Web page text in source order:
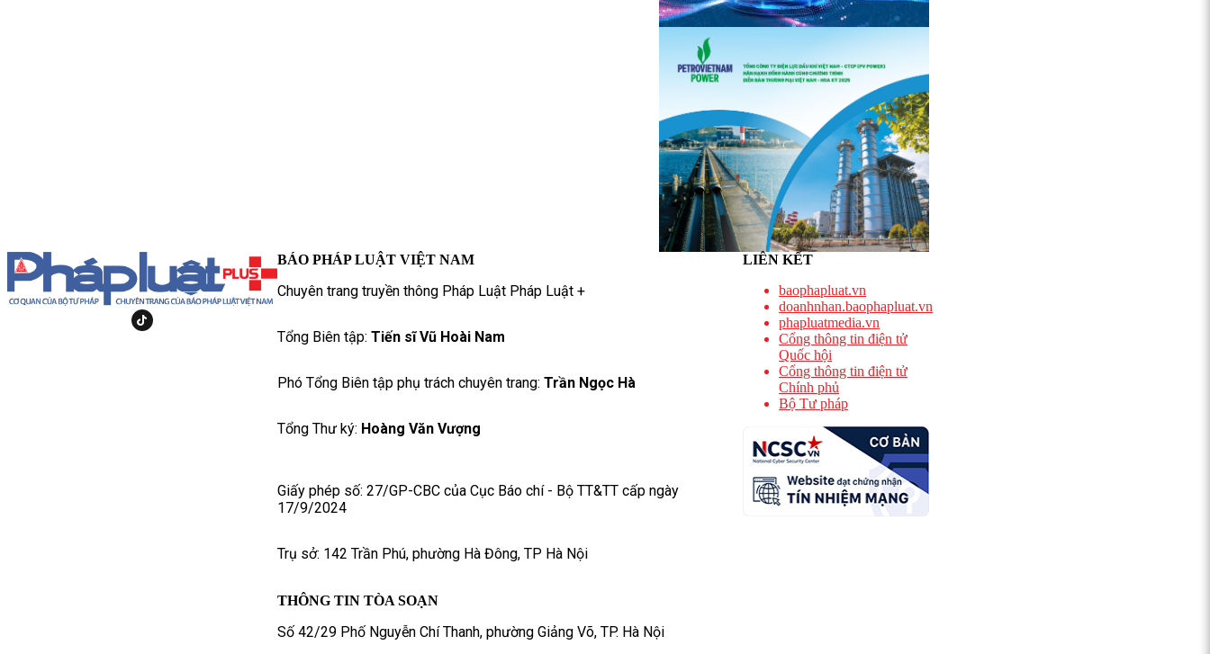
BÁO PHÁP LUẬT VIỆT NAM
Chuyên trang truyền thông Pháp Luật Pháp Luật +
Tổng Biên tập: Tiến sĩ Vũ Hoài Nam
Phó Tổng Biên tập phụ trách chuyên trang: Trần Ngọc Hà
Tổng Thư ký: Hoàng Văn Vượng
Giấy phép số: 27/GP-CBC của Cục Báo chí - Bộ TT&TT cấp ngày
17/9/2024
Trụ sở: 142 Trần Phú, phường Hà Đông, TP Hà Nội
THÔNG TIN TÒA SOẠN
Số 42/29 Phố Nguyễn Chí Thanh, phường Giảng Võ, TP. Hà Nội
LIÊN KẾT
baophapluat.vn
doanhnhan.baophapluat.vn
phapluatmedia.vn
Cổng thông tin điện tử
Quốc hội
Cổng thông tin điện tử
Chính phủ
Bộ Tư pháp